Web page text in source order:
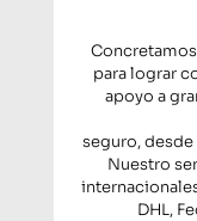
para lograr
apoyo a
seguro,
Nuestro
DHL,